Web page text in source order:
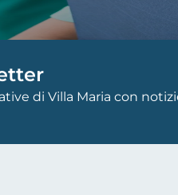
di Villa Maria con